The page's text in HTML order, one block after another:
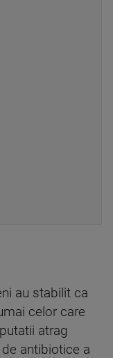
au stabilit ca
celor care
atrag
antibiotice a